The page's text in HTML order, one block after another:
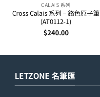
CALAIS 系列
Cross Calais 系列 – 鉻色原子筆
(AT0112-1)
$240.00
LETZONE 名筆匯